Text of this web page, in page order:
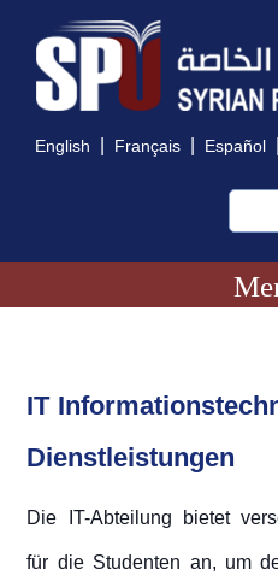
English | Français | Español |
IT
Dienstleistungen
Die IT-Abteilung bietet
für die Studenten an, um